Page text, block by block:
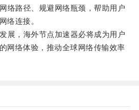
路径、规避网络瓶颈，帮助用户
络连接。
，海外节点加速器必将成为用户
网络体验，推动全球网络传输效率